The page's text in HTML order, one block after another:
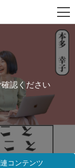
認ください
コンテンツ